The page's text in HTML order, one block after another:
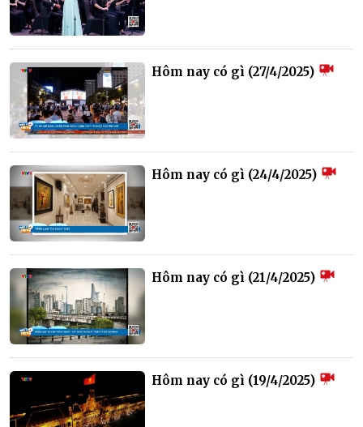
Hôm nay có gì (27/4/2025)
Hôm nay có gì (24/4/2025)
Hôm nay có gì (21/4/2025)
Hôm nay có gì (19/4/2025)